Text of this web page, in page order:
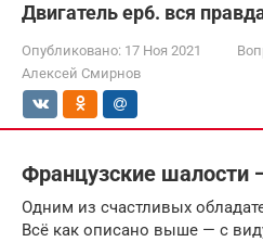
Двигатель ep6. вся
Опубликовано: 17 Ноя 2021
Алексей Смирнов
Французские шалости
Одним из счастливых
Всё как описано выше — с